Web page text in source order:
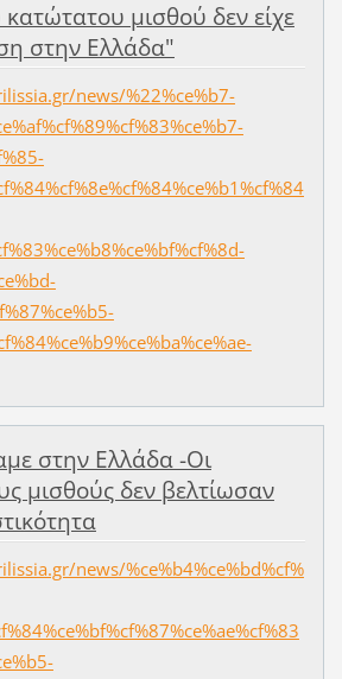
μισθού δεν είχε
στην Ελλάδα"
news/%22%ce%b7-
στην Ελλάδα -Οι
μισθούς δεν βελτίωσαν
news/%ce%b4%ce%bd%cf%